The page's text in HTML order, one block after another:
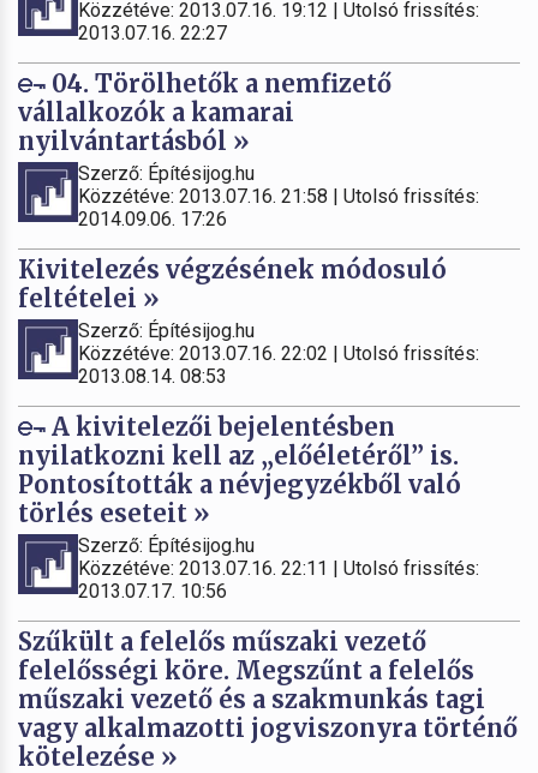
Közzétéve: 2013.07.16. 19:12 | Utolsó frissítés:
2013.07.16. 22:27
04. Törölhetők a nemfizető
vállalkozók a kamarai
nyilvántartásból »
Szerző: Építésijog.hu
Közzétéve: 2013.07.16. 21:58 | Utolsó frissítés:
2014.09.06. 17:26
Kivitelezés végzésének módosuló
feltételei »
Szerző: Építésijog.hu
Közzétéve: 2013.07.16. 22:02 | Utolsó frissítés:
2013.08.14. 08:53
A kivitelezői bejelentésben
nyilatkozni kell az „előéletéről” is.
Pontosították a névjegyzékből való
törlés eseteit »
Szerző: Építésijog.hu
Közzétéve: 2013.07.16. 22:11 | Utolsó frissítés:
2013.07.17. 10:56
Szűkült a felelős műszaki vezető
felelősségi köre. Megszűnt a felelős
műszaki vezető és a szakmunkás tagi
vagy alkalmazotti jogviszonyra történő
kötelezése »